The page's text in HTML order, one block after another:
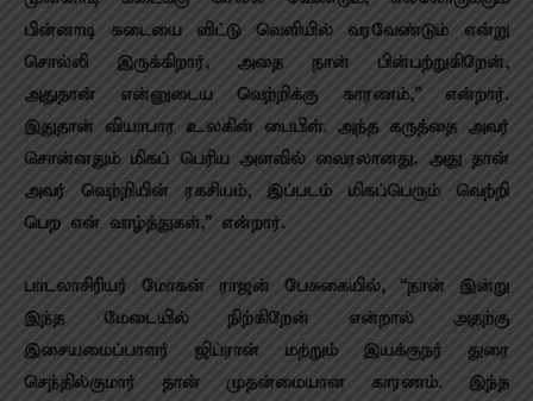
பின்னாடி கடையை விட்டு வெளியில் வரவேண்டும் என்று
சொல்லி இருக்கிறார், அதை நான் பின்பற்றுகிறேன்,
அதுதான் என்னுடைய வெற்றிக்கு காரணம்,” என்றார்.
இதுதான் வியாபார உலகின் பைபிள். அந்த கருத்தை அவர்
சொன்னதும் மிகப் பெரிய அளவில் வைரலானது. அது தான்
அவர் வெற்றியின் ரகசியம், இப்படம் மிகப்பெரும் வெற்றி
பெற என் வாழ்த்துகள்,” என்றார்.
பாடலாசிரியர் மோகன் ராஜன் பேசுகையில், “நான் இன்று
இந்த மேடையில் நிற்கிறேன் என்றால் அதற்கு
இசையமைப்பாளர் ஜிப்ரான் மற்றும் இயக்குநர் துரை
செந்தில்குமார் தான் முதன்மையான காரணம். இந்த